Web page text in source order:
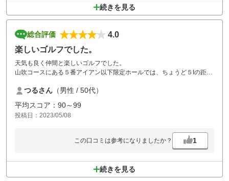
続きを見る
総合評価
4.0
楽しいゴルフでした。
天気も良く仲間と楽しいゴルフでした。
山吹コースにある５番アイアン以下限定ホールでは、ちょうど５Iの距離
全体的に気持ちのよいゴルフができました。また利用したいと思いま
す。
つるさん （男性 / 50代）
平均スコア：90～99
投稿日：2023/05/08
この口コミは参考になりましたか？ 1
続きを見る